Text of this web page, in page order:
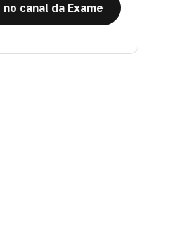
canal da Exame